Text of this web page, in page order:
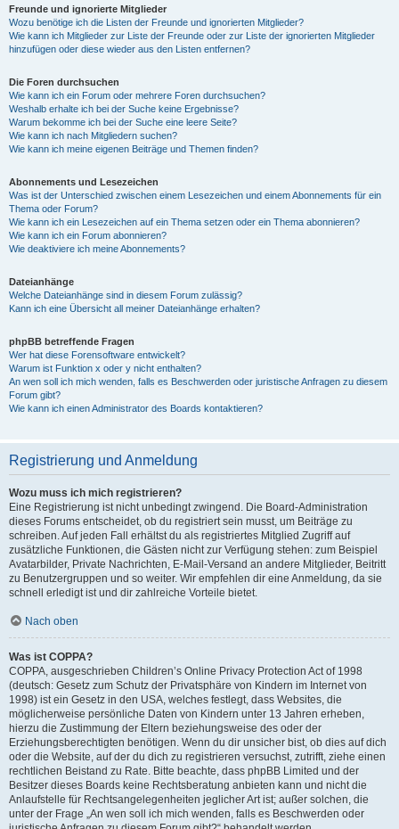
Freunde und ignorierte Mitglieder
Wozu benötige ich die Listen der Freunde und ignorierten Mitglieder?
Wie kann ich Mitglieder zur Liste der Freunde oder zur Liste der ignorierten Mitglieder
hinzufügen oder diese wieder aus den Listen entfernen?
Die Foren durchsuchen
Wie kann ich ein Forum oder mehrere Foren durchsuchen?
Weshalb erhalte ich bei der Suche keine Ergebnisse?
Warum bekomme ich bei der Suche eine leere Seite?
Wie kann ich nach Mitgliedern suchen?
Wie kann ich meine eigenen Beiträge und Themen finden?
Abonnements und Lesezeichen
Was ist der Unterschied zwischen einem Lesezeichen und einem Abonnements für ein
Thema oder Forum?
Wie kann ich ein Lesezeichen auf ein Thema setzen oder ein Thema abonnieren?
Wie kann ich ein Forum abonnieren?
Wie deaktiviere ich meine Abonnements?
Dateianhänge
Welche Dateianhänge sind in diesem Forum zulässig?
Kann ich eine Übersicht all meiner Dateianhänge erhalten?
phpBB betreffende Fragen
Wer hat diese Forensoftware entwickelt?
Warum ist Funktion x oder y nicht enthalten?
An wen soll ich mich wenden, falls es Beschwerden oder juristische Anfragen zu diesem
Forum gibt?
Wie kann ich einen Administrator des Boards kontaktieren?
Registrierung und Anmeldung
Wozu muss ich mich registrieren?
Eine Registrierung ist nicht unbedingt zwingend. Die Board-Administration
dieses Forums entscheidet, ob du registriert sein musst, um Beiträge zu
schreiben. Auf jeden Fall erhältst du als registriertes Mitglied Zugriff auf
zusätzliche Funktionen, die Gästen nicht zur Verfügung stehen: zum Beispiel
Avatarbilder, Private Nachrichten, E-Mail-Versand an andere Mitglieder, Beitritt
zu Benutzergruppen und so weiter. Wir empfehlen dir eine Anmeldung, da sie
schnell erledigt ist und dir zahlreiche Vorteile bietet.
Nach oben
Was ist COPPA?
COPPA, ausgeschrieben Children’s Online Privacy Protection Act of 1998
(deutsch: Gesetz zum Schutz der Privatsphäre von Kindern im Internet von
1998) ist ein Gesetz in den USA, welches festlegt, dass Websites, die
möglicherweise persönliche Daten von Kindern unter 13 Jahren erheben,
hierzu die Zustimmung der Eltern beziehungsweise des oder der
Erziehungsberechtigten benötigen. Wenn du dir unsicher bist, ob dies auf dich
oder die Website, auf der du dich zu registrieren versuchst, zutrifft, ziehe einen
rechtlichen Beistand zu Rate. Bitte beachte, dass phpBB Limited und der
Besitzer dieses Boards keine Rechtsberatung anbieten kann und nicht die
Anlaufstelle für Rechtsangelegenheiten jeglicher Art ist; außer solchen, die
unter der Frage „An wen soll ich mich wenden, falls es Beschwerden oder